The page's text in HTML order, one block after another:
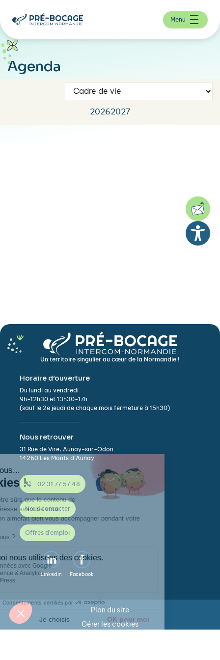
Menu
Agenda
20262027
Un territoire singulier au cœur de la Normandie !
Horaire d’ouverture
Du lundi au vendredi
9h-12h30 et 13h30-17h
(sauf le 2e jeudi de chaque mois fermeture à 15h30)
Nous retrouver
31 Rue de Vire, Aunay-sur-Odon
14260 Les Monts d’Aunay
02 31 77 57 48
Nous contacter
Offres d'emploi
Linkedin Facebook
Plan du site
Gérer les cookies